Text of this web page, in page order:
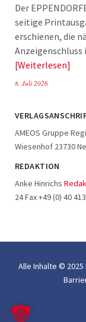
Der
seitige
erschienen, die
Weiterlesen
8. Juli 2026
AMEOS Gruppe
Wiesenhof 23730
REDAKTION
Anke Hinrichs
24 Fax +49 (0) 40
Alle Inhalte ©